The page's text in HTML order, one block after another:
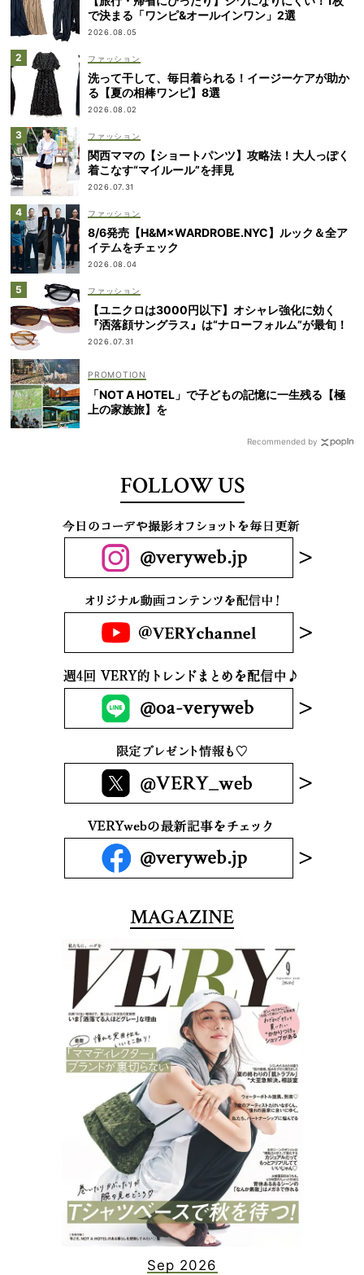
で決まる「ワンピ&オールインワン」2選
2026.08.05
ファッション
洗って干して、毎日着られる！イージーケアが助か
る【夏の相棒ワンピ】8選
2026.08.02
ファッション
関西ママの【ショートパンツ】攻略法！大人っぽく
着こなす“マイルール”を拝見
2026.07.31
ファッション
8/6発売【H&M×WARDROBE.NYC】ルック＆全ア
イテムをチェック
2026.08.04
ファッション
【ユニクロは3000円以下】オシャレ強化に効く
『洒落顔サングラス』は“ナローフォルム”が最旬！
2026.07.31
「NOT A HOTEL」で子どもの記憶に一生残る【極
上の家族旅】を
Recommended by
FOLLOW US
MAGAZINE
Sep 2026